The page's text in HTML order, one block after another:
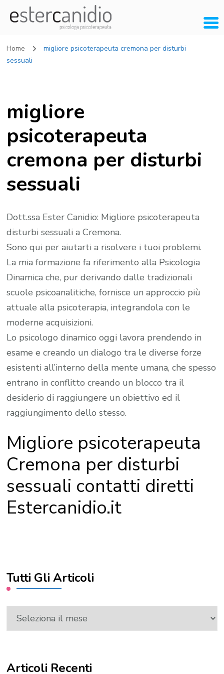
Home
migliore psicoterapeuta cremona per disturbi
sessuali
migliore
psicoterapeuta
cremona per disturbi
sessuali
Dott.ssa Ester Canidio: Migliore psicoterapeuta
disturbi sessuali a Cremona.
Sono qui per aiutarti a risolvere i tuoi problemi.
La mia formazione fa riferimento alla Psicologia
Dinamica che, pur derivando dalle tradizionali
scuole psicoanalitiche, fornisce un approccio più
attuale alla psicoterapia, integrandola con le
moderne acquisizioni.
Lo psicologo dinamico oggi lavora prendendo in
esame e creando un dialogo tra le diverse forze
esistenti all’interno della mente umana, che spesso
entrano in conflitto creando un blocco tra il
desiderio di raggiungere un obiettivo ed il
raggiungimento dello stesso.
Migliore psicoterapeuta
Cremona per disturbi
sessuali contatti diretti
Estercanidio.it
Tutti Gli Articoli
Tutti
Gli
Articoli Recenti